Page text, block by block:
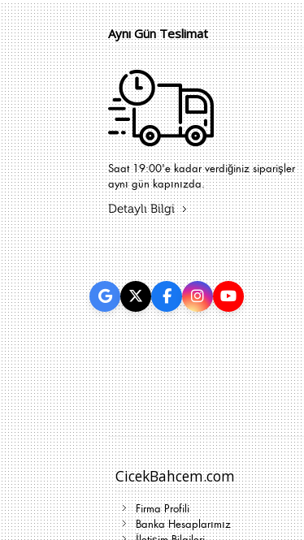
Aynı Gün Teslimat
Saat 19:00'e kadar verdiğiniz siparişler
aynı gün kapınızda.
Detaylı Bilgi
CicekBahcem.com
Firma Profili
Banka Hesaplarımız